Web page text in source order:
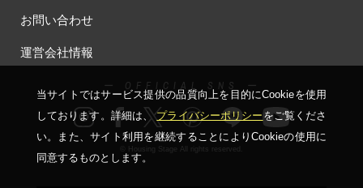
お問い合わせ
運営会社情報
ー OFFICIAL SNS ー
© Housing Stage All rights reserved.
当サイトではサービス提供の品質向上を⽬的にCookieを使⽤
しております。詳細は、プライバシーポリシーをご覧くださ
い。
また、サイト利⽤を継続することによりCookieの使⽤に
同意するものとします。